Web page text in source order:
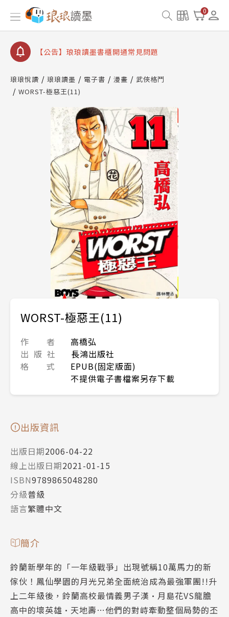
0
【公告】琅琅讀墨數位閱讀資產合併與書櫃開通申請
【公告】琅琅讀墨書櫃開通常見問題
【公告】琅琅讀墨 3 分鐘完成書櫃開通與資產合併申
請圖文教學
查詢
【公告】琅琅讀墨數位閱讀資產合併與書櫃開通申請
琅琅悅讀 琅琅讀墨 電子書 漫畫
武俠格鬥
WORST-極惡王(11)
WORST-極惡王(11)
作 者
高橋弘
出 版 社
長鴻出版社
格 式
EPUB(固定版面)
不提供電子書檔案另存下載
出版資訊
出版日期2006-04-22
線上出版日期2021-01-15
ISBN9789865048280
分級普級
語言繁體中文
簡介
鈴蘭新學年的「一年級戰爭」出現號稱10萬馬力的新
傢伙！鳳仙學園的月光兄弟全面統治成為最強軍團!!升
上二年級後，鈴蘭高校最情義男子漢•月島花VS龍膽
高中的壞英雄•天地壽…他們的對峙牽動整個局勢的丕